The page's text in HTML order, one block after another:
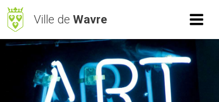
Ville de Wavre
ACCÈS RAPIDE
Mes démarches
BetterStreet